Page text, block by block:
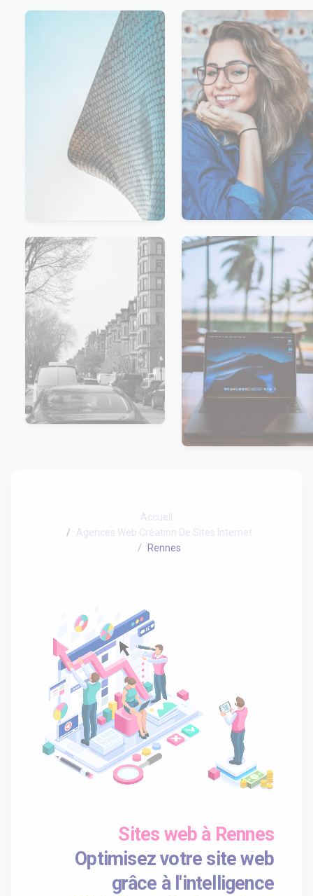
Accueil
Agences Web Création De Sites Internet
Rennes
Sites web à Rennes
Optimisez votre site web
grâce à l'intelligence